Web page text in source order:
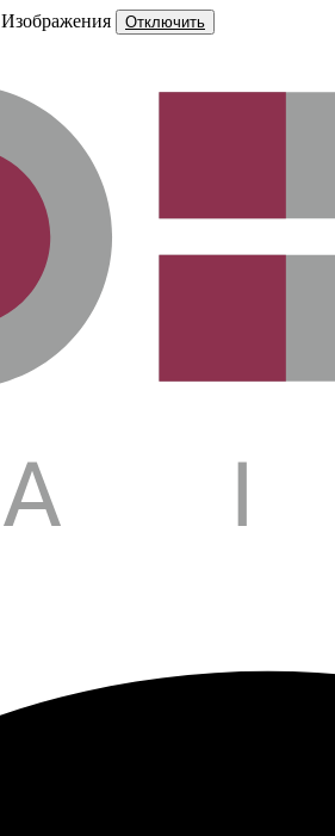
Изображения Отключить